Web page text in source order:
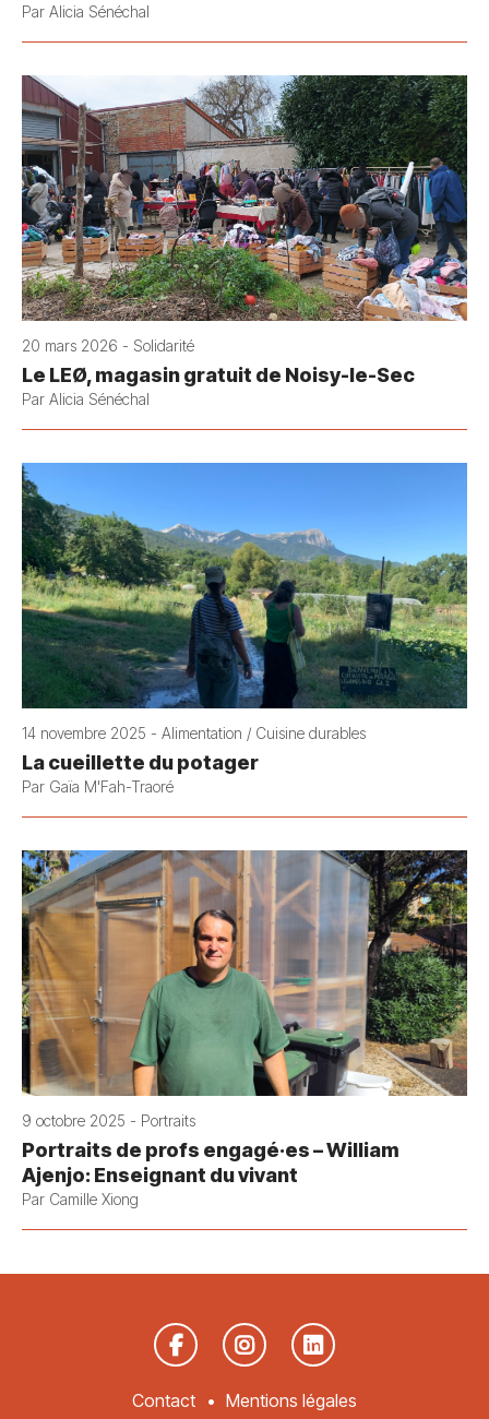
Par Alicia Sénéchal
20 mars 2026 - Solidarité
Le LEØ, magasin gratuit de Noisy-le-Sec
Par Alicia Sénéchal
14 novembre 2025 - Alimentation / Cuisine durables
La cueillette du potager
Par Gaïa M'Fah-Traoré
9 octobre 2025 - Portraits
Portraits de profs engagé·es – William
Ajenjo: Enseignant du vivant
Par Camille Xiong
Contact Mentions légales